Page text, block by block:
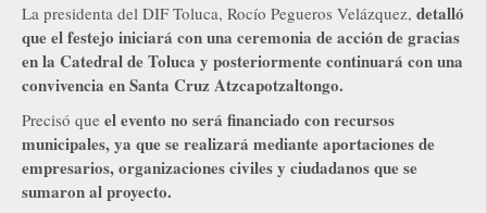
La presidenta del DIF Toluca, Rocío Pegueros Velázquez, detalló
que el festejo iniciará con una ceremonia de acción de gracias
en la Catedral de Toluca y posteriormente continuará con una
convivencia en Santa Cruz Atzcapotzaltongo.
Precisó que el evento no será financiado con recursos
municipales, ya que se realizará mediante aportaciones de
empresarios, organizaciones civiles y ciudadanos que se
sumaron al proyecto.